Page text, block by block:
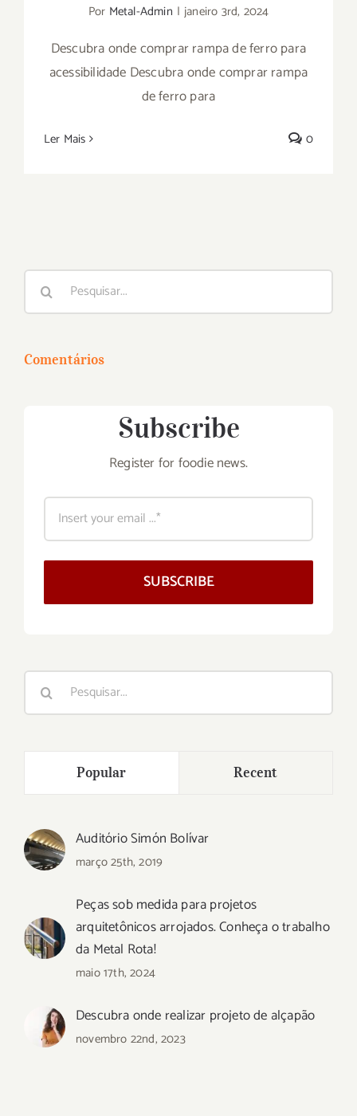
Por Metal-Admin | janeiro 3rd, 2024
Descubra onde comprar rampa de ferro para
acessibilidade Descubra onde comprar rampa
de ferro para
Ler Mais 0
Buscar
resultados
Comentários
Subscribe
Register for foodie news.
SUBSCRIBE
Buscar
resultados
Popular Recent
Auditório Simón Bolívar
março 25th, 2019
Peças sob medida para projetos
arquitetônicos arrojados. Conheça o trabalho
da Metal Rota!
maio 17th, 2024
Descubra onde realizar projeto de alçapão
novembro 22nd, 2023